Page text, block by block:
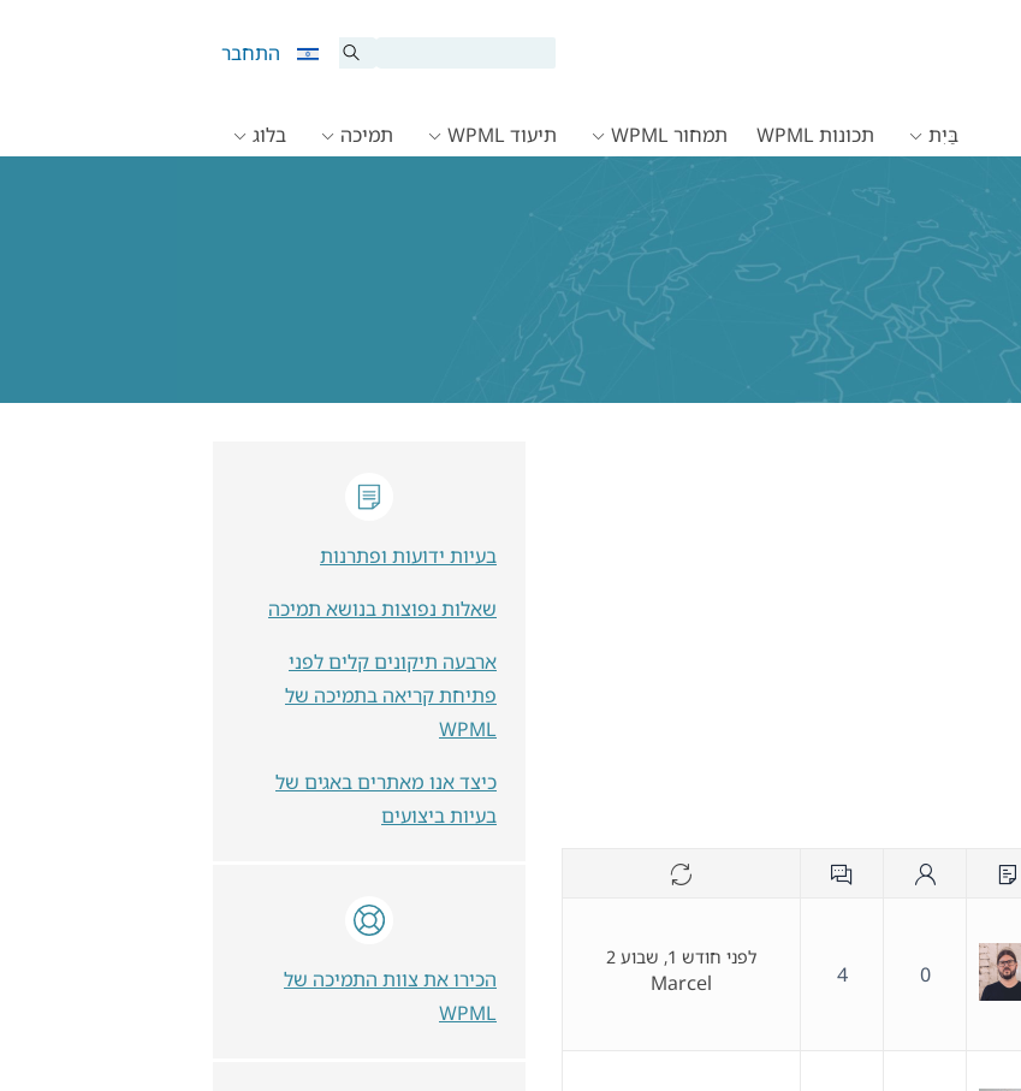
התחבר
בַּיִת תכונות WPML תמחור WPML תיעוד WPML תמיכה בלוג
0
4
לפני חודש 1, שבוע 2
Marcel
בעיות ידועות ופתרנות
שאלות נפוצות בנושא תמיכה
ארבעה תיקונים קלים לפני
פתיחת קריאה בתמיכה של
WPML
כיצד אנו מאתרים באגים של
בעיות ביצועים
הכירו את צוות התמיכה של
WPML